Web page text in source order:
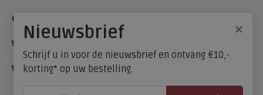
Over Meijerink Schoenen
Voetzorg
Veelgestelde vragen
×
Nieuwsbrief
Schrijf u in voor de nieuwsbrief en ontvang €10,-
korting* op uw bestelling.